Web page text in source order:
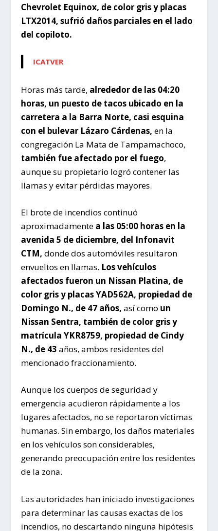
Chevrolet Equinox, de color gris y placas
LTX2014, sufrió daños parciales en el lado
del copiloto.
ICATVER
Horas más tarde, alrededor de las 04:20
horas, un puesto de tacos ubicado en la
carretera a la Barra Norte, casi esquina
con el bulevar Lázaro Cárdenas, en la
congregación La Mata de Tampamachoco,
también fue afectado por el fuego,
aunque su propietario logró contener las
llamas y evitar pérdidas mayores.
El brote de incendios continuó
aproximadamentea las 05:00 horas en la
avenida 5 de diciembre, del Infonavit
CTM, donde dos automóviles resultaron
envueltos en llamas. Los vehículos
afectados fueron un Nissan Platina, de
color gris y placas YAD562A, propiedad de
Domingo N., de 47 años, así como un
Nissan Sentra, también de color gris y
matrícula YKR8759, propiedad de Cindy
N., de 43 años, ambos residentes del
mencionado fraccionamiento.
Aunque los cuerpos de seguridad y
emergencia acudieron rápidamente a los
lugares afectados, no se reportaron víctimas
humanas. Sin embargo, los daños materiales
en los vehículos son considerables,
generando preocupación entre los residentes
de la zona.
Las autoridades han iniciado investigaciones
para determinar las causas exactas de los
incendios, no descartando ninguna hipótesis